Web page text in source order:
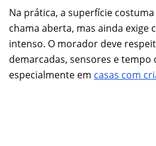
Na prática, a superfície
chama aberta, mas ainda exige
intenso. O morador deve
demarcadas, sensores e tempo
especialmente em casas com